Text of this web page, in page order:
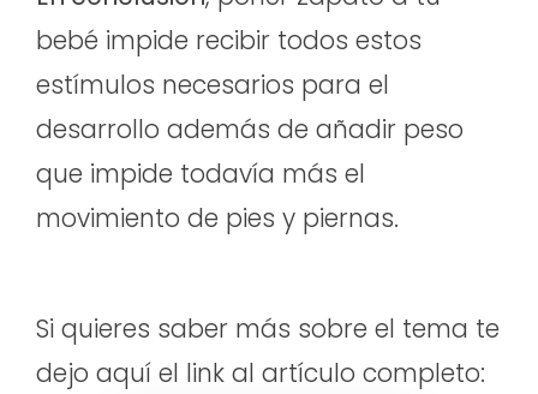
bebé impide recibir todos estos
estímulos necesarios para el
desarrollo además de añadir peso
que impide todavía más el
movimiento de pies y piernas.
Si quieres saber más sobre el tema te
dejo aquí el link al artículo completo: